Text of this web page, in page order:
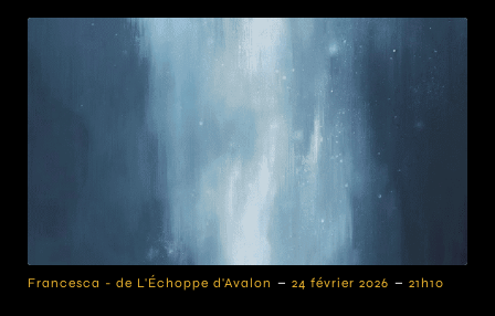
Francesca - de L'Échoppe d'Avalon - 24 février 2026 - 21h10